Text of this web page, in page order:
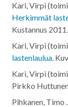
Kari, Virpi
Herkimmät
Kustannus 2011.
Kari, Virpi
lastenlaulua.
Kari, Virpi
Pirkko
Pihkanen, Timo .